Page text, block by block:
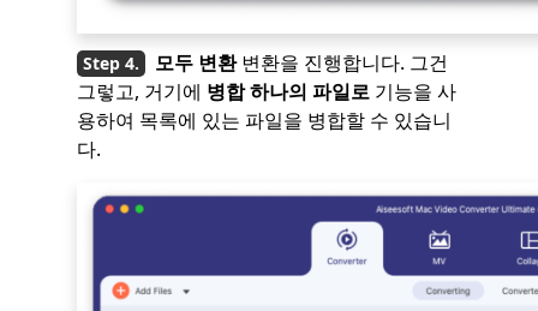
모두 변환변환을 진행합니다. 그건
그렇고, 거기에 병합하나의 파일로 기능을 사
용하여 목록에 있는 파일을 병합할 수 있습니
다.